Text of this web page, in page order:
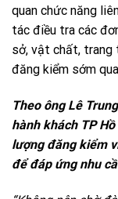
quan chức năng
tác điều tra các
sở, vật chất, trang
đăng kiểm sớm
Theo ông Lê
hành khách TP
lượng đăng kiểm
để đáp ứng nhu